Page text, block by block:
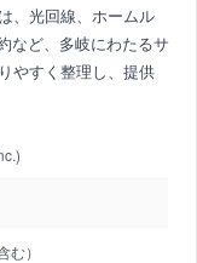
、光回線、ホームル
など、多岐にわたるサ
やすく整理し、提供
）